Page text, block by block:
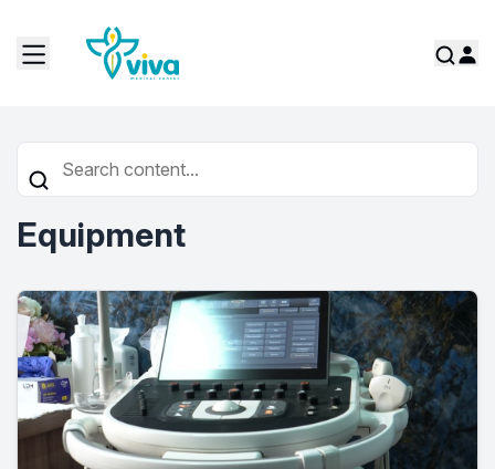
Equipment